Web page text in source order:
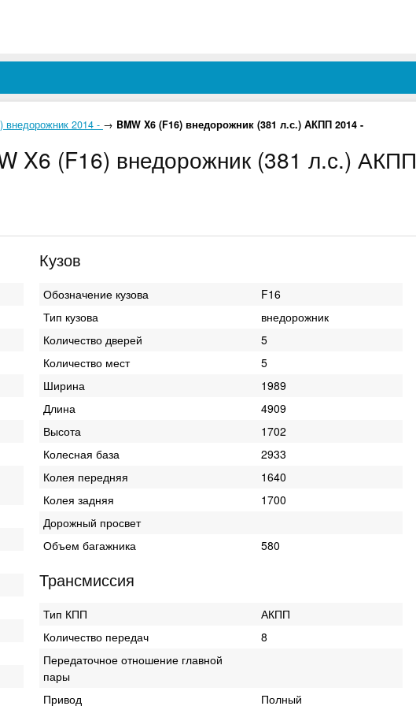
внедорожник 2014 - → BMW X6 (F16) внедорожник (381 л.с.) АКПП 2014 -
X6 (F16) внедорожник (381 л.с.) АКПП
Кузов
Обозначение кузова
F16
Тип кузова
внедорожник
Количество дверей
5
Количество мест
5
Ширина
1989
Длина
4909
Высота
1702
Колесная база
2933
Колея передняя
1640
Колея задняя
1700
Дорожный просвет
Объем багажника
580
Трансмиссия
Тип КПП
АКПП
Количество передач
8
Передаточное отношение главной
пары
Привод
Полный